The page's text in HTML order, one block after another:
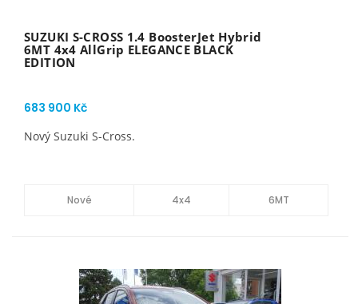
SUZUKI S-CROSS 1.4 BoosterJet Hybrid
6MT 4x4 AllGrip ELEGANCE BLACK
EDITION
683 900 Kč
Nový Suzuki S-Cross.
Nové 4x4 6MT